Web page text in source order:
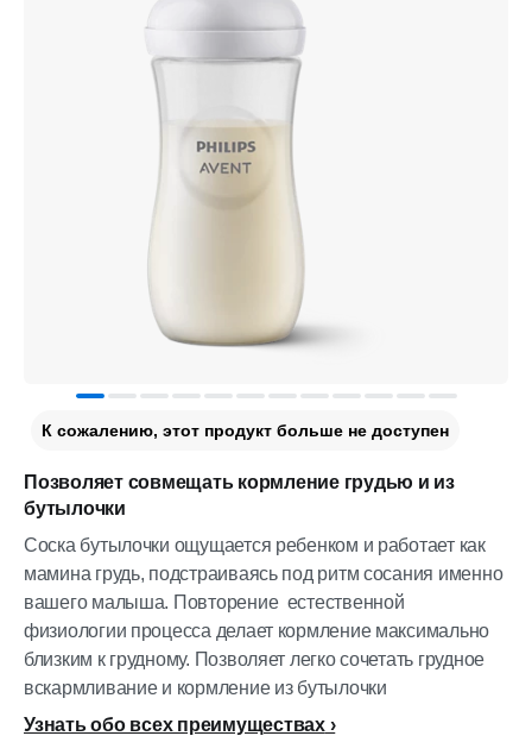
Позволяет совмещать кормление грудью и из
бутылочки​
Соска бутылочки ощущается ребенком и работает как
мамина грудь, подстраиваясь под ритм сосания именно
вашего малыша. Повторение естественной
физиологии процесса делает кормление максимально
близким к грудному. Позволяет легко сочетать грудное
вскармливание и кормление из бутылочки
Узнать обо всех преимуществах
К сожалению, этот продукт больше не доступен